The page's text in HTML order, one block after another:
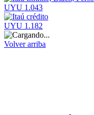
UYU 1.043
UYU 1.182
Volver arriba